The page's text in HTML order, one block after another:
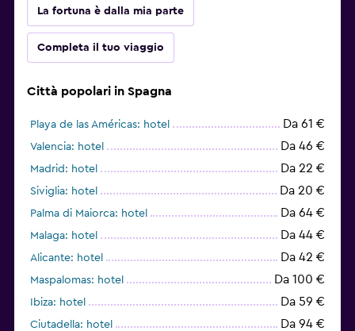
La fortuna è dalla mia parte
Completa il tuo viaggio
Città popolari in Spagna
Playa de las Américas: hotel Da 61 €
Valencia: hotel Da 46 €
Madrid: hotel Da 22 €
Siviglia: hotel Da 20 €
Palma di Maiorca: hotel Da 64 €
Malaga: hotel Da 44 €
Alicante: hotel Da 42 €
Maspalomas: hotel Da 100 €
Ibiza: hotel Da 59 €
Ciutadella: hotel Da 94 €